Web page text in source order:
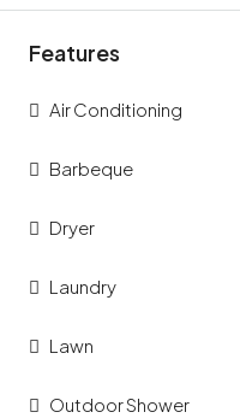
Features
Air Conditioning
Barbeque
Dryer
Laundry
Lawn
Outdoor Shower